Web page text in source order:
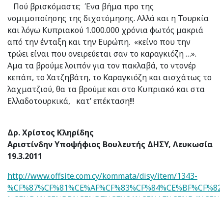
Πού βρισκόμαστε; Ένα βήμα προ της
νομιμοποίησης της διχοτόμησης. Αλλά και η Τουρκία
και λόγω Κυπριακού 1.000.000 χρόνια φωτός μακριά
από την ένταξη και την Ευρώπη. «κείνο που την
τρώει είναι που ονειρεύεται σαν το καραγκιόζη …».
Αμα τα βρούμε λοιπόν για τον πακλαβά, το ντονέρ
κεπάπ, το Χατζηβάτη, το Καραγκιόζη και αισχάτως το
λαχματζιού, θα τα βρούμε και στο Κυπριακό και στα
Ελλαδοτουρκικά, κατ’ επέκταση!!!
Δρ. Χρίστος Κληρίδης
Αριστίνδην Υποψήφιος Βουλευτής ΔHΣY, Λευκωσία
19.3.2011
http://www.offsite.com.cy/kommata/disy/item/1343-